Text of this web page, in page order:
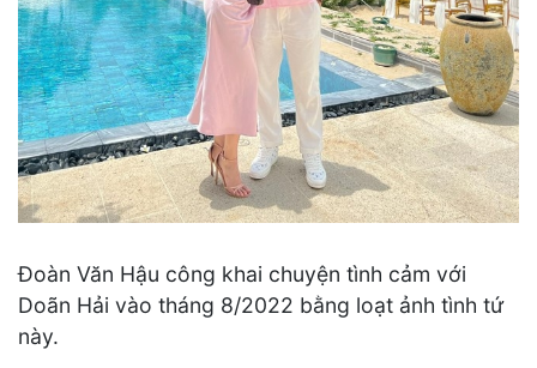
Đoàn Văn Hậu công khai chuyện tình cảm với
Doãn Hải vào tháng 8/2022 bằng loạt ảnh tình tứ
này.